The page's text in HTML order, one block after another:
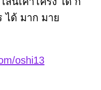
ได้ มาก มาย
oshi13